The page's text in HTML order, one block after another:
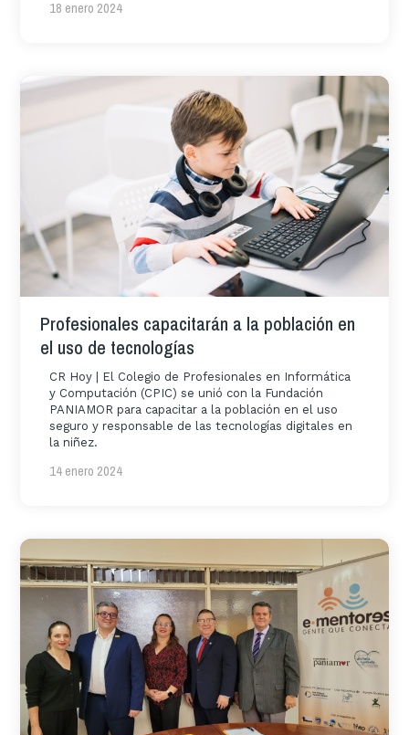
18 enero 2024
Profesionales capacitarán a la población en
el uso de tecnologías
CR Hoy | El Colegio de Profesionales en Informática
y Computación (CPIC) se unió con la Fundación
PANIAMOR para capacitar a la población en el uso
seguro y responsable de las tecnologías digitales en
la niñez.
14 enero 2024